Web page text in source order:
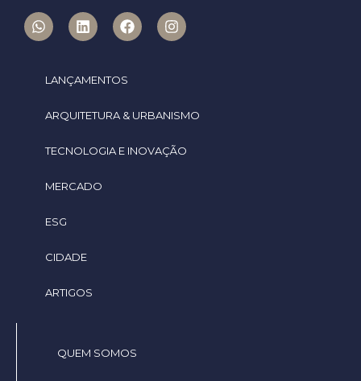
LANÇAMENTOS
ARQUITETURA & URBANISMO
TECNOLOGIA E INOVAÇÃO
MERCADO
ESG
CIDADE
ARTIGOS
QUEM SOMOS